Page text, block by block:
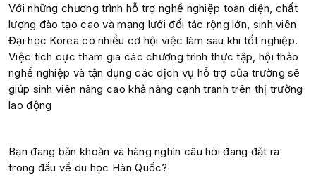
Với những chương trình hỗ trợ nghề nghiệp toàn diện, chất
lượng đào tạo cao và mạng lưới đối tác rộng lớn, sinh viên
Đại học Korea có nhiều cơ hội việc làm sau khi tốt nghiệp.
Việc tích cực tham gia các chương trình thực tập, hội thảo
nghề nghiệp và tận dụng các dịch vụ hỗ trợ của trường sẽ
giúp sinh viên nâng cao khả năng cạnh tranh trên thị trường
lao động
Bạn đang băn khoăn và hàng nghìn câu hỏi đang đặt ra
trong đầu về du học Hàn Quốc?